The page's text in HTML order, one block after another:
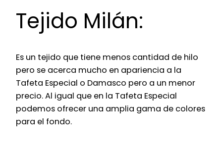
Tejido Milán:
Es un tejido que tiene menos cantidad de hilo
pero se acerca mucho en apariencia a la
Tafeta Especial o Damasco pero a un menor
precio. Al igual que en la Tafeta Especial
podemos ofrecer una amplia gama de colores
para el fondo.